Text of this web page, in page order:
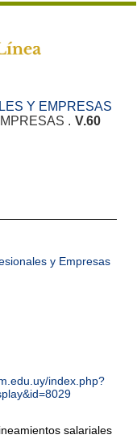
Y EMPRESAS
. V.60
y Empresas
index.php?
salariales